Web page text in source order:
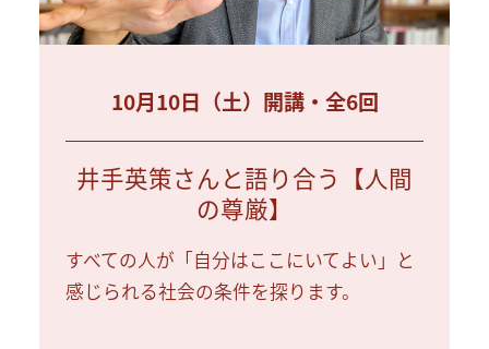
10月10日（土）開講・全6回
井手英策さんと語り合う【人間
の尊厳】
すべての人が「自分はここにいてよい」と
感じられる社会の条件を探ります。